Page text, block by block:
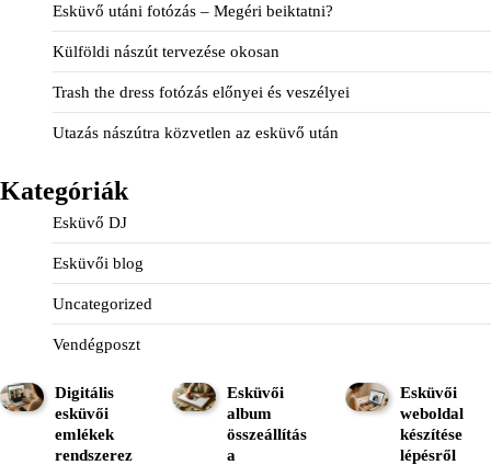
Esküvő utáni fotózás – Megéri beiktatni?
Külföldi nászút tervezése okosan
Trash the dress fotózás előnyei és veszélyei
Utazás nászútra közvetlen az esküvő után
Kategóriák
Esküvő DJ
Esküvői blog
Uncategorized
Vendégposzt
Digitális
esküvői
emlékek
rendszerez
Esküvői
album
összeállítás
a
Esküvői
weboldal
készítése
lépésről